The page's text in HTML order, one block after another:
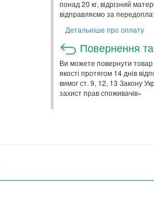
понад 20 кг, відрізний
відправляємо за
Детальніше про оплату
Повернення
Ви можете повернути
якості протягом 14 днів
вимог ст. 9, 12, 13 Закону
захист прав споживачів»